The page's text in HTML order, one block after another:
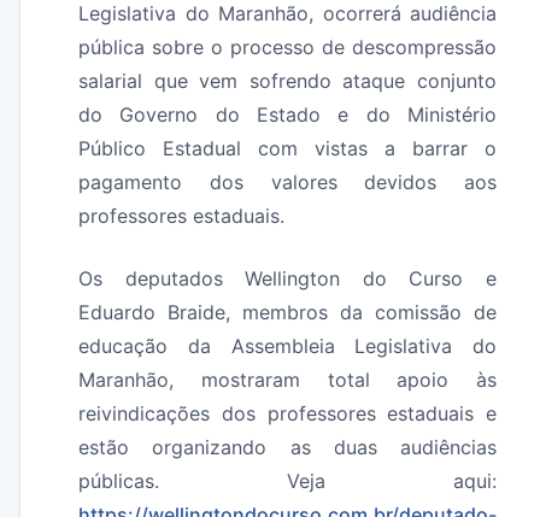
Legislativa do Maranhão, ocorrerá audiência
pública sobre o processo de descompressão
salarial que vem sofrendo ataque conjunto
do Governo do Estado e do Ministério
Público Estadual com vistas a barrar o
pagamento dos valores devidos aos
professores estaduais.
Os deputados Wellington do Curso e
Eduardo Braide, membros da comissão de
educação da Assembleia Legislativa do
Maranhão, mostraram total apoio às
reivindicações dos professores estaduais e
estão organizando as duas audiências
públicas. Veja aqui: